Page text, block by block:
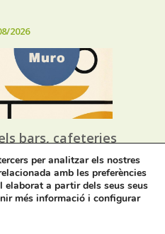
2026
bars, cafeteries
de Muro
2026
per analitzar els nostres
amb les preferències
elaborat a partir dels seus seus
més informació i configurar